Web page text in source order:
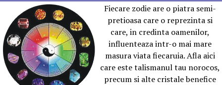
Pesti
Fiecare zodie are o piatra semi-
pretioasa care o reprezinta si
care, in credinta oamenilor,
influenteaza intr-o mai mare
masura viata fiecaruia. Afla aici
care este talismanul tau norocos,
precum si alte cristale benefice